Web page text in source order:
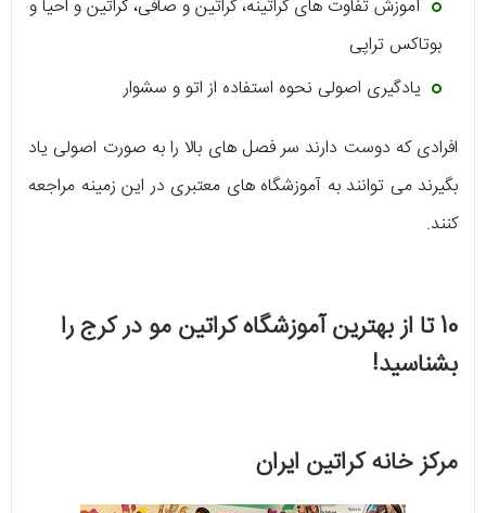
آموزش تفاوت های کراتینه، کراتین و صافی، کراتین و احیا و
بوتاکس تراپی
یادگیری اصولی نحوه استفاده از اتو و سشوار
افرادی که دوست دارند سر فصل های بالا را به صورت اصولی یاد
بگیرند می توانند به آموزشگاه های معتبری در این زمینه مراجعه
کنند.
10 تا از بهترین آموزشگاه کراتین مو در کرج را
بشناسید!
مرکز خانه کراتین ایران